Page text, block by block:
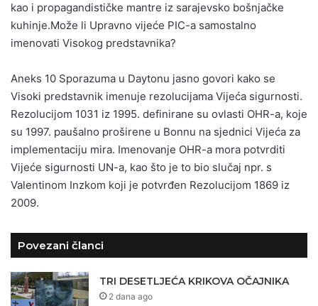
kao i propagandističke mantre iz sarajevsko bošnjačke
kuhinje.Može li Upravno vijeće PIC-a samostalno
imenovati Visokog predstavnika?
Aneks 10 Sporazuma u Daytonu jasno govori kako se
Visoki predstavnik imenuje rezolucijama Vijeća sigurnosti.
Rezolucijom 1031 iz 1995. definirane su ovlasti OHR-a, koje
su 1997. paušalno proširene u Bonnu na sjednici Vijeća za
implementaciju mira. Imenovanje OHR-a mora potvrditi
Vijeće sigurnosti UN-a, kao što je to bio slučaj npr. s
Valentinom Inzkom koji je potvrđen Rezolucijom 1869 iz
2009.
Povezani članci
TRI DESETLJEĆA KRIKOVA OČAJNIKA
2 dana ago